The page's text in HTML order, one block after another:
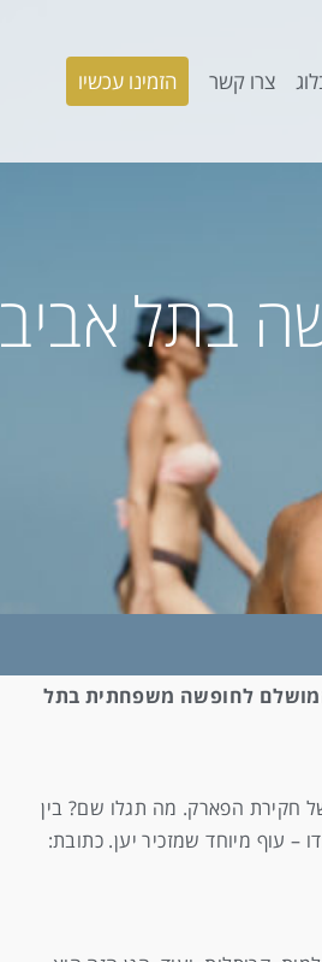
צרו קשר הזמינו עכשיו
בתל אביב
המושלם לחופשה משפחתית בתל
גדולה של חקירת הפארק. מה תגלו שם? בין
– עוף מיוחד שמזכיר יען. כתובת: